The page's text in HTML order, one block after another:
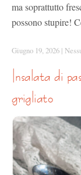
ma soprattutto
possono stupire!
Giugno 19, 2026 |
grigliato